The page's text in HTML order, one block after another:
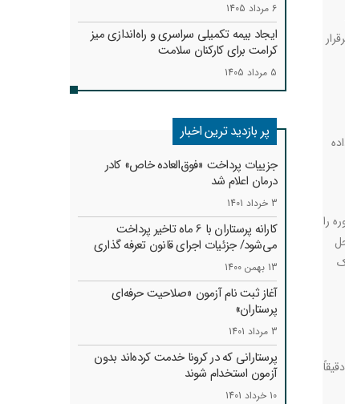
را
6 مرداد 1405
ایجاد بیمه تکمیلی سراسری و راه‌اندازی میز
کرامت برای کارکنان سلامت
5 مرداد 1405
پر بازدید ترین اخبار
جزییات پرداخت «فوق‌العاده خاص» کادر
درمان اعلام شد
3 خرداد 1401
کارانه‌ پرستاران با 6 ماه تاخیر پرداخت
می‌شود/ جزئیات اجرای قانون تعرفه گذاری
13 بهمن 1400
آغاز ثبت نام آزمون «صلاحیت حرفه‌ای
پرستاران»
3 مرداد 1401
پرستارانی که در کرونا خدمت کرد‌ه‌اند بدون
آزمون استخدام شوند
10 خرداد 1401